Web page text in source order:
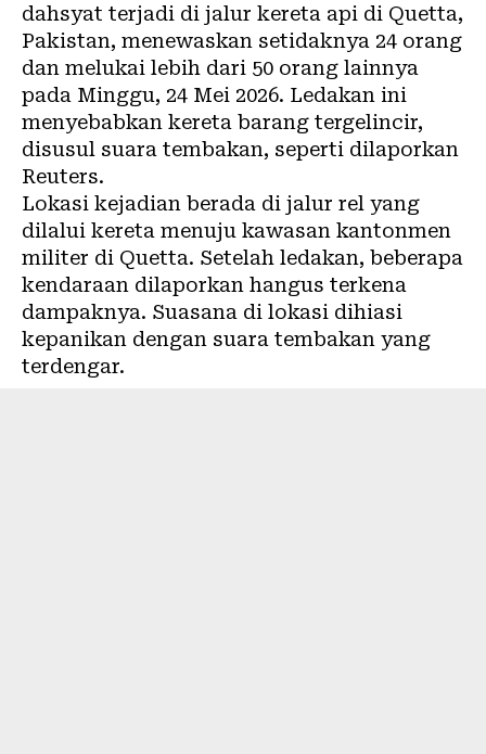
dahsyat terjadi di jalur kereta api di Quetta,
Pakistan, menewaskan setidaknya 24 orang
dan melukai lebih dari 50 orang lainnya
pada Minggu, 24 Mei 2026. Ledakan ini
menyebabkan kereta barang tergelincir,
disusul suara tembakan, seperti dilaporkan
Reuters.
Lokasi kejadian berada di jalur rel yang
dilalui kereta menuju kawasan kantonmen
militer di Quetta. Setelah ledakan, beberapa
kendaraan dilaporkan hangus terkena
dampaknya. Suasana di lokasi dihiasi
kepanikan dengan suara tembakan yang
terdengar.